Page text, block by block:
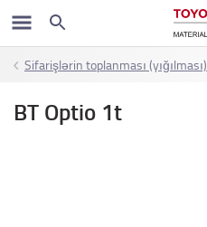
Sifarişlərin toplanması (yığılması)
BT Optio 1t